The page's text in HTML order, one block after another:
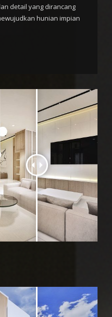
detail yang dirancang
hunian impian